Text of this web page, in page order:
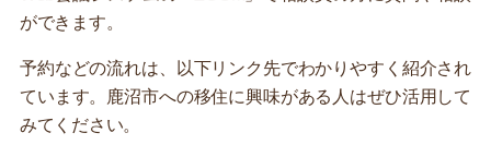
ができます。
予約などの流れは、以下リンク先でわかりやすく紹介され
ています。鹿沼市への移住に興味がある人はぜひ活用して
みてください。